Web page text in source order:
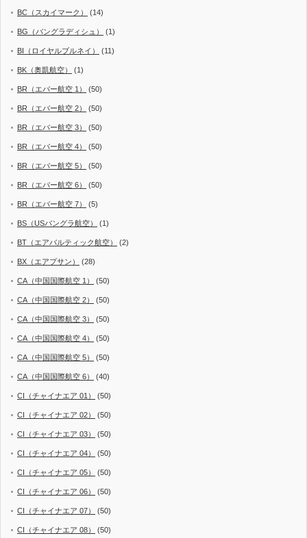
BC（スカイマーク） (14)
BG（バングラディシュ） (1)
BI（ロイヤルブルネイ） (11)
BK（奥凱航空） (1)
BR（エバー航空 1） (50)
BR（エバー航空 2） (50)
BR（エバー航空 3） (50)
BR（エバー航空 4） (50)
BR（エバー航空 5） (50)
BR（エバー航空 6） (50)
BR（エバー航空 7） (5)
BS（USバングラ航空） (1)
BT（エアバルティック航空） (2)
BX（エアプサン） (28)
CA（中国国際航空 1） (50)
CA（中国国際航空 2） (50)
CA（中国国際航空 3） (50)
CA（中国国際航空 4） (50)
CA（中国国際航空 5） (50)
CA（中国国際航空 6） (40)
CI（チャイナエア 01） (50)
CI（チャイナエア 02） (50)
CI（チャイナエア 03） (50)
CI（チャイナエア 04） (50)
CI（チャイナエア 05） (50)
CI（チャイナエア 06） (50)
CI（チャイナエア 07） (50)
CI（チャイナエア 08） (50)